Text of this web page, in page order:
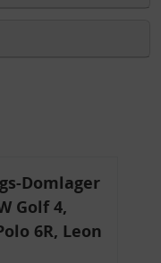
Domlager
Golf 4,
6R, Leon